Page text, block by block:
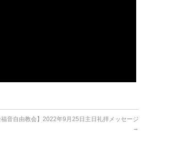
福音自由教会】2022年9月25日主日礼拝メッセージ
→